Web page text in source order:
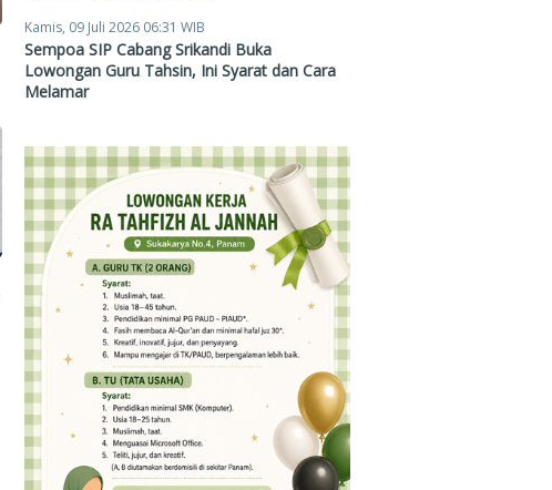
Kamis, 09 Juli 2026 06:31 WIB
Sempoa SIP Cabang Srikandi Buka
Lowongan Guru Tahsin, Ini Syarat dan Cara
Melamar